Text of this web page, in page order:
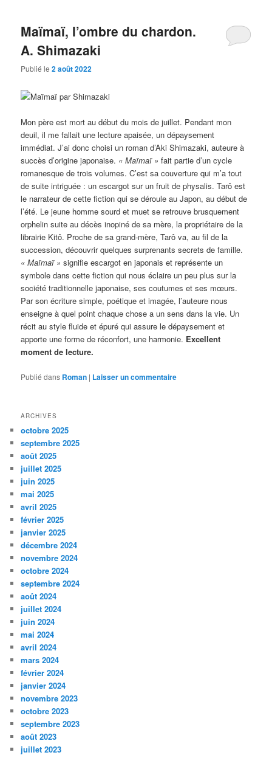
Maïmaï, l’ombre du chardon.
A. Shimazaki
Publié le2 août 2022
Mon père est mort au début du mois de juillet. Pendant mon
deuil, il me fallait une lecture apaisée, un dépaysement
immédiat. J’ai donc choisi un roman d’Aki Shimazaki, auteure à
succès d’origine japonaise. « Maïmaï » fait partie d’un cycle
romanesque de trois volumes. C’est sa couverture qui m’a tout
de suite intriguée : un escargot sur un fruit de physalis. Tarô est
le narrateur de cette fiction qui se déroule au Japon, au début de
l’été. Le jeune homme sourd et muet se retrouve brusquement
orphelin suite au décès inopiné de sa mère, la propriétaire de la
librairie Kitô. Proche de sa grand-mère, Tarô va, au fil de la
succession, découvrir quelques surprenants secrets de famille.
« Maïmaï » signifie escargot en japonais et représente un
symbole dans cette fiction qui nous éclaire un peu plus sur la
société traditionnelle japonaise, ses coutumes et ses mœurs.
Par son écriture simple, poétique et imagée, l’auteure nous
enseigne à quel point chaque chose a un sens dans la vie. Un
récit au style fluide et épuré qui assure le dépaysement et
apporte une forme de réconfort, une harmonie. Excellent
moment de lecture.
Publié dans Roman | Laisser un commentaire
ARCHIVES
octobre 2025
septembre 2025
août 2025
juillet 2025
juin 2025
mai 2025
avril 2025
février 2025
janvier 2025
décembre 2024
novembre 2024
octobre 2024
septembre 2024
août 2024
juillet 2024
juin 2024
mai 2024
avril 2024
mars 2024
février 2024
janvier 2024
novembre 2023
octobre 2023
septembre 2023
août 2023
juillet 2023